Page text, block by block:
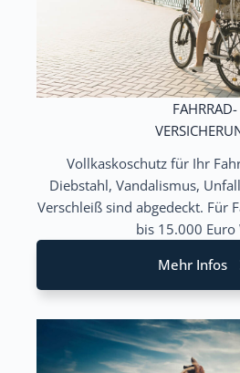
FAHRRAD-
Vollkaskoschutz für Ihr
Diebstahl, Vandalismus,
Verschleiß sind abgedeckt. Für
bis 15.000 Euro
Mehr Infos